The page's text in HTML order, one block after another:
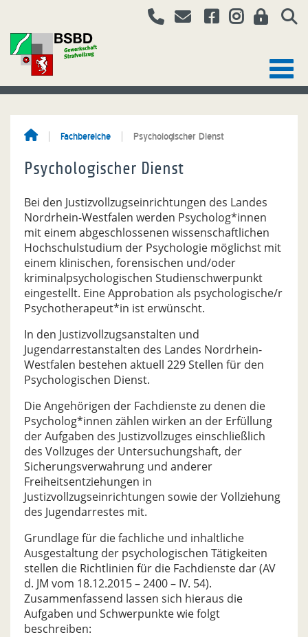
Fachbereiche Psychologischer Dienst
Psychologischer Dienst
Bei den Justizvollzugseinrichtungen des Landes
Nordrhein-Westfalen werden Psycholog*innen
mit einem abgeschlossenen wissenschaftlichen
Hochschulstudium der Psychologie möglichst mit
einem klinischen, forensischen und/oder
kriminalpsychologischen Studienschwerpunkt
eingestellt. Eine Approbation als psychologische/r
Psychotherapeut*in ist erwünscht.
In den Justizvollzugsanstalten und
Jugendarrestanstalten des Landes Nordrhein-
Westfalen bestehen aktuell 229 Stellen für den
Psychologischen Dienst.
Die Angehörigen der Fachdienste zu denen die
Psycholog*innen zählen wirken an der Erfüllung
der Aufgaben des Justizvollzuges einschließlich
des Vollzuges der Untersuchungshaft, der
Sicherungsverwahrung und anderer
Freiheitsentziehungen in
Justizvollzugseinrichtungen sowie der Vollziehung
des Jugendarrestes mit.
Grundlage für die fachliche und inhaltliche
Ausgestaltung der psychologischen Tätigkeiten
stellen die Richtlinien für die Fachdienste dar (AV
d. JM vom 18.12.2015 – 2400 – IV. 54).
Zusammenfassend lassen sich hieraus die
Aufgaben und Schwerpunkte wie folgt
beschreiben: